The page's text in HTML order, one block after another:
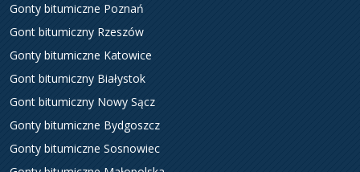
Gonty bitumiczne Poznań
Gont bitumiczny Rzeszów
Gonty bitumiczne Katowice
Gont bitumiczny Białystok
Gont bitumiczny Nowy Sącz
Gonty bitumiczne Bydgoszcz
Gonty bitumiczne Sosnowiec